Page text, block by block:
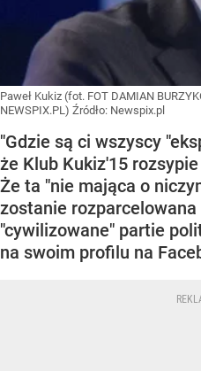
Paweł Kukiz (fot. FOT DAMIAN
NEWSPIX.PL) Źródło: Newspix.pl
"Gdzie są ci wszyscy
że Klub Kukiz'15
Że ta "nie mająca o
zostanie
"cywilizowane" partie
na swoim profilu na